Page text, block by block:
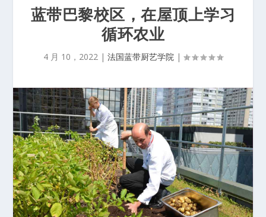
蓝带巴黎校区，在屋顶上学习
循环农业
4 月 10，2022 | 法国蓝带厨艺学院 |